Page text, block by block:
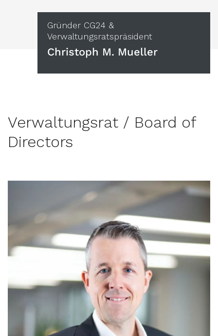
Gründer CG24 &
Verwaltungsratspräsident
Christoph M. Mueller
Verwaltungsrat / Board of
Directors